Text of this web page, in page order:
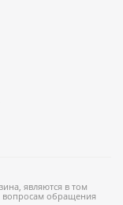
являются в том
вопросам обращения